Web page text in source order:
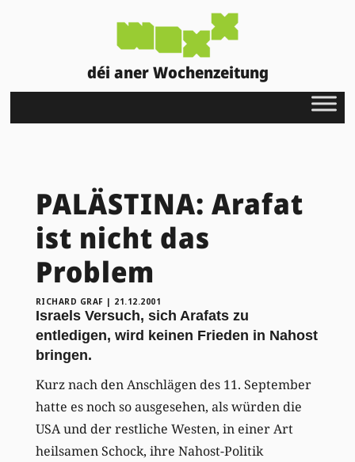
déi aner Wochenzeitung
PALÄSTINA: Arafat
ist nicht das
Problem
RICHARD GRAF | 21.12.2001
Israels Versuch, sich Arafats zu
entledigen, wird keinen Frieden in Nahost
bringen.
Kurz nach den Anschlägen des 11. September
hatte es noch so ausgesehen, als würden die
USA und der restliche Westen, in einer Art
heilsamen Schock, ihre Nahost-Politik